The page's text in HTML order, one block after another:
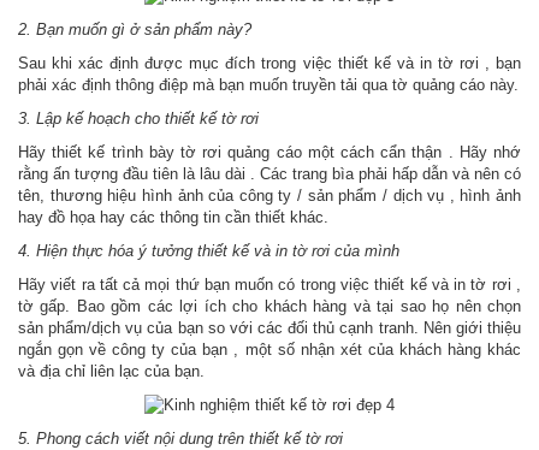
2. Bạn muốn gì ở sản phẩm này?
Sau khi xác định được mục đích trong việc thiết kế và in tờ rơi , bạn
phải xác định thông điệp mà bạn muốn truyền tải qua tờ quảng cáo này.
3. Lập kế hoạch cho thiết kế tờ rơi
Hãy thiết kế trình bày tờ rơi quảng cáo một cách cẩn thận . Hãy nhớ
rằng ấn tượng đầu tiên là lâu dài . Các trang bìa phải hấp dẫn và nên có
tên, thương hiệu hình ảnh của công ty / sản phẩm / dịch vụ , hình ảnh
hay đồ họa hay các thông tin cần thiết khác.
4. Hiện thực hóa ý tưởng thiết kế và in tờ rơi của mình
Hãy viết ra tất cả mọi thứ bạn muốn có trong việc thiết kế và in tờ rơi ,
tờ gấp. Bao gồm các lợi ích cho khách hàng và tại sao họ nên chọn
sản phẩm/dịch vụ của bạn so với các đối thủ cạnh tranh. Nên giới thiệu
ngắn gọn về công ty của bạn , một số nhận xét của khách hàng khác
và địa chỉ liên lạc của bạn.
5. Phong cách viết nội dung trên thiết kế tờ rơi